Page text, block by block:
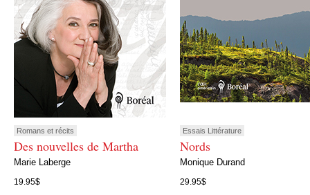
Romans et récits
Des nouvelles de Martha
Marie Laberge
19.95$
Essais Littérature
Nords
Monique Durand
29.95$